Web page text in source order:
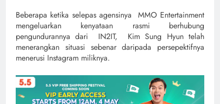
Beberapa ketika selepas agensinya MMO Entertainment
mengeluarkan kenyataan rasmi berhubung
pengundurannya dari IN2IT, Kim Sung Hyun telah
menerangkan situasi sebenar daripada persepektifnya
menerusi Instagram miliknya.